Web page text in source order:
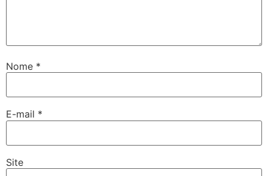
Nome *
E-mail *
Site